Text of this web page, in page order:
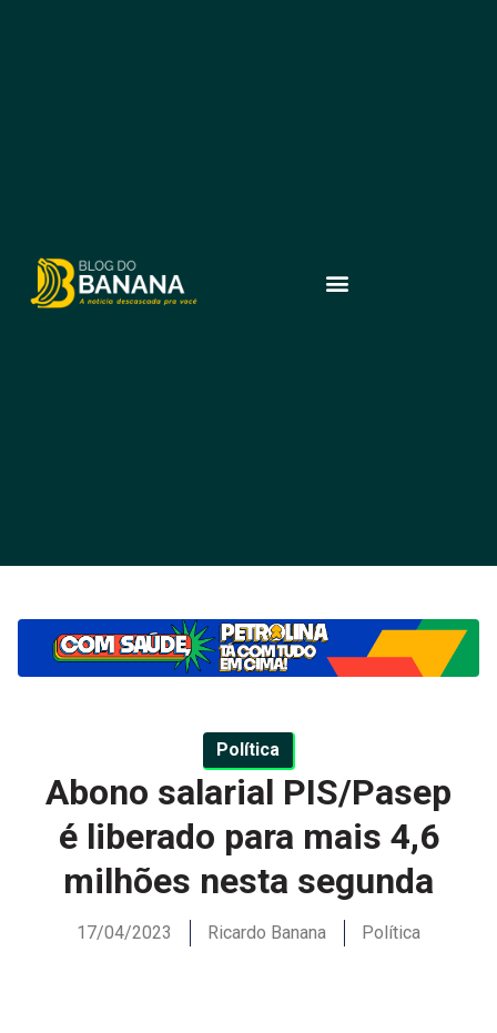
Política
Abono salarial PIS/Pasep
é liberado para mais 4,6
milhões nesta segunda
17/04/2023 Ricardo Banana Política